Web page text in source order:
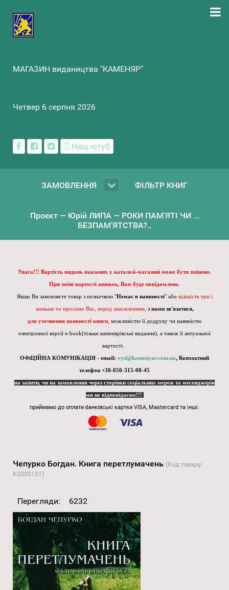
МАГАЗИН видаництва "КАМЕНЯР"
Четвер 6 серпня 2026
Наш ютуб
ЗАМОВЛЕННЯ ФІЛЬТР КНИГ
Проєкт — Юрій ЛИПА — РОКИ ПАМ'ЯТІ ЧИ ...
БЕЗПАМ’ЯТСТВА?..
Увага!!! Вартість видань вказаних у каталозі-магазині може бути змінено.
При зміні вартості книжок, Вам буде повідомлено.
Якщо Ви замовляєте товар з позначкою "Немає в наявності" або кількість три і
меньше то просимо Вас, перед замовленням, з нами зв'язатися,
для уточнення наявності книги , можливістю її додруку чи наявністю
електронної версії e-book(тільки каменярівські видання), а також її актуальної
вартості.
ОФіЦІЙНА КОМУНІКАЦІЯ - email: vyd@kamenyar.com.ua, Контактний
телефон +38-050-315-08-45
на запити, чи на замовлення через сторінки соціальних мереж та месенджерів
ми не відповідаємо!!!
приймамо до оплати банківські картки VISA, Mastercard та інші.
Чепурко Богдан. Книга перетлумачень (Код товару:
K0000151 )
Перегляди: 6232